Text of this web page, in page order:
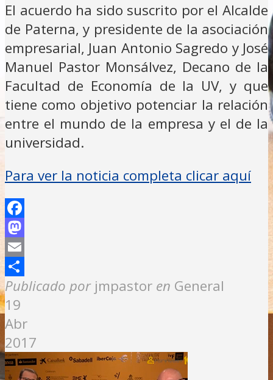
El acuerdo ha sido suscrito por el Alcalde
de Paterna, y presidente de la asociación
empresarial, Juan Antonio Sagredo y José
Manuel Pastor Monsálvez, Decano de la
Facultad de Economía de la UV, y que
tiene como objetivo potenciar la relación
entre el mundo de la empresa y el de la
universidad.
Para ver la noticia completa clicar aquí
Facebook
Mastodon
Email
Compartir
Publicado por jmpastor en General
19
Abr
2017